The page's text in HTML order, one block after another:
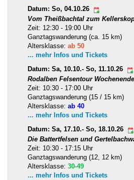
Datum: So, 04.10.26
Vom Theißbachtal zum
Zeit: 12:30 - 19:00 Uhr
Ganztagswanderung (ca. 15 km)
Altersklasse: ab 50
... mehr Infos und Tickets
Datum: Sa, 10.10.- So, 11.10.26
Rodalben Felsentour
Zeit: 10:30 - 17:00 Uhr
Ganztagswanderung (15 / 15 km)
Altersklasse: ab 40
... mehr Infos und Tickets
Datum: Sa, 17.10.- So, 18.10.26
Die Battertfelsen und
Zeit: 10:30 - 17:15 Uhr
Ganztagswanderung (12, 12 km)
Altersklasse: 30-49
... mehr Infos und Tickets